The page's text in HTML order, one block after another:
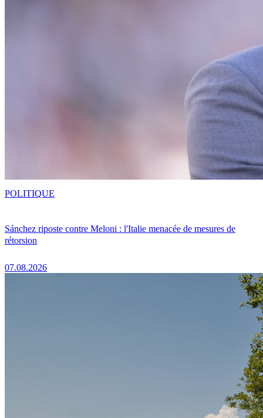
Sánchez riposte contre Meloni : l'Italie menacée de mesures de
rétorsion
07.08.2026
POLITIQUE